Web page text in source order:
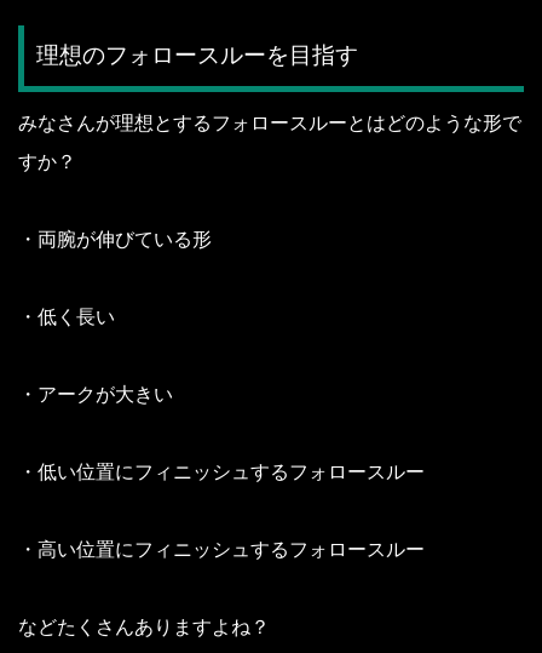
理想のフォロースルーを目指す
みなさんが理想とするフォロースルーとはどのような形で
すか？
・両腕が伸びている形
・低く長い
・アークが大きい
・低い位置にフィニッシュするフォロースルー
・高い位置にフィニッシュするフォロースルー
などたくさんありますよね？